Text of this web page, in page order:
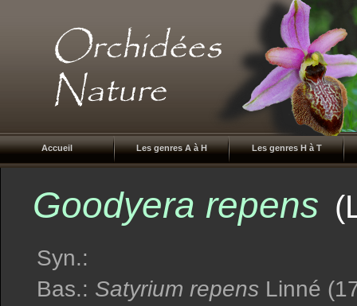
Accueil Les genres A à H Les genres H à T
Goodyera repens
Syn.:
Bas.: Satyrium repens Linné